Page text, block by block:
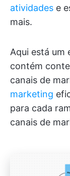
atividades e
mais.
Aqui está um
contém
canais de
marketing
para cada
canais de